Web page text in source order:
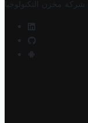
شركة مخزن التكنولوجيا